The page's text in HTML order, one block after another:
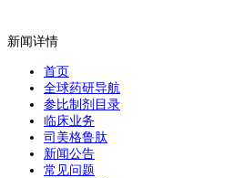
新闻详情
首页
全球药研导航
参比制剂目录
临床业务
司美格鲁肽
新闻公告
常见问题